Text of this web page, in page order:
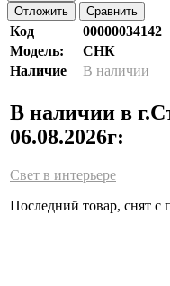
Отложить
Сравнить
Код
00000034142
Модель:
СНК
Наличие
В наличии
В наличии в
06.08.2026г:
Свет в интерьере
Последний товар, снят с